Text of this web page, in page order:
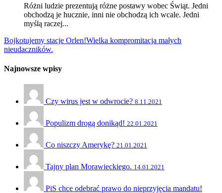
Różni ludzie prezentują różne postawy wobec Świąt. Jedni
obchodzą je hucznie, inni nie obchodzą ich wcale. Jedni
myślą raczej...
Bojkotujemy stacje Orlen!Wielka kompromitacja małych
nieudaczników.
Najnowsze wpisy
Czy wirus jest w odwrocie? 8.11.2021
Populizm drogą donikąd! 22.01.2021
Co niszczy Amerykę? 21.01.2021
Tajny plan Morawieckiego. 14.01.2021
PiS chce odebrać prawo do nieprzyjęcia mandatu!